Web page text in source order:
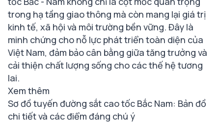
trong hạ tầng giao thông mà còn mang lại giá trị
kinh tế, xã hội và môi trường bền vững. Đây là
minh chứng cho nỗ lực phát triển toàn diện của
Việt Nam, đảm bảo cân bằng giữa tăng trưởng và
cải thiện chất lượng sống cho các thế hệ tương
lai.
Xem thêm
Sơ đồ tuyến đường sắt cao tốc Bắc Nam: Bản đồ
chi tiết và các điểm đáng chú ý